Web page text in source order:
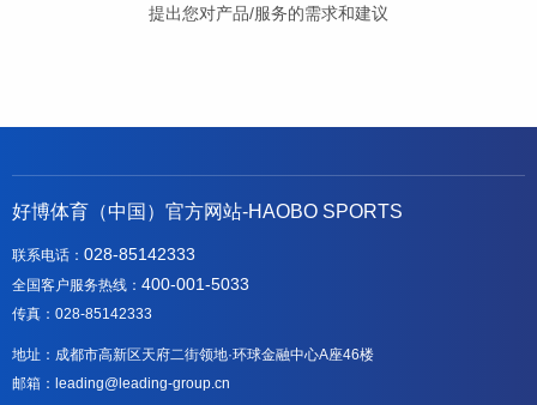
提出您对产品/服务的需求和建议
好博体育（中国）官方网站-HAOBO SPORTS
联系电话： 028-85142333
全国客户服务热线： 400-001-5033
传真：028-85142333
地址：成都市高新区天府二街领地·环球金融中心A座46楼
邮箱：leading@leading-group.cn